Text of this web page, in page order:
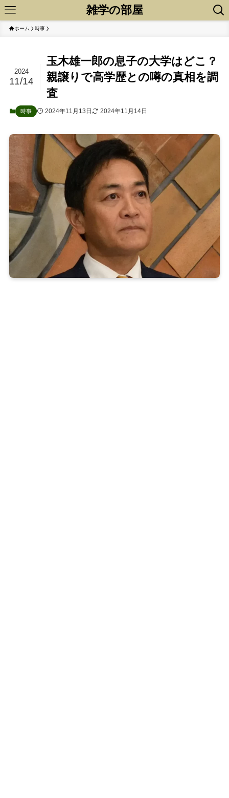
雑学の部屋
ホーム 時事
玉木雄一郎の息子の大学はどこ？
親譲りで高学歴との噂の真相を調
査
2024
11/14
時事 2024年11月13日 2024年11月14日